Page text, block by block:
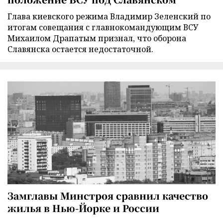
Глава киевского режима Владимир Зеленский по
итогам совещания с главнокомандующим ВСУ
Михаилом Драпатым признал, что оборона
Славянска остается недостаточной.
Замглавы Минстроя сравнил качество
жилья в Нью-Йорке и России